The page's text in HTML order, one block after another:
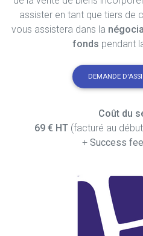
assister en tant que tiers de
vous assistera dans la
fonds pendant
DEMANDE
Coût du
69 € HT(facturé au
+ Success